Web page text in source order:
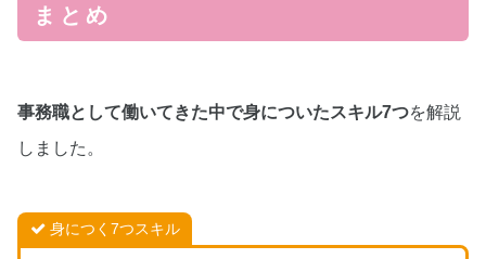
まとめ
事務職として働いてきた中で身についたスキル7つを解説
しました。
身につく7つスキル